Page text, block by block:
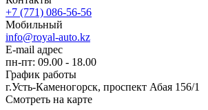
+7 (771) 086-56-56
Мобильный
info@royal-auto.kz
E-mail адрес
пн-пт: 09.00 - 18.00
График работы
г.Усть-Каменогорск, проспект Абая 156/1
Смотреть на карте